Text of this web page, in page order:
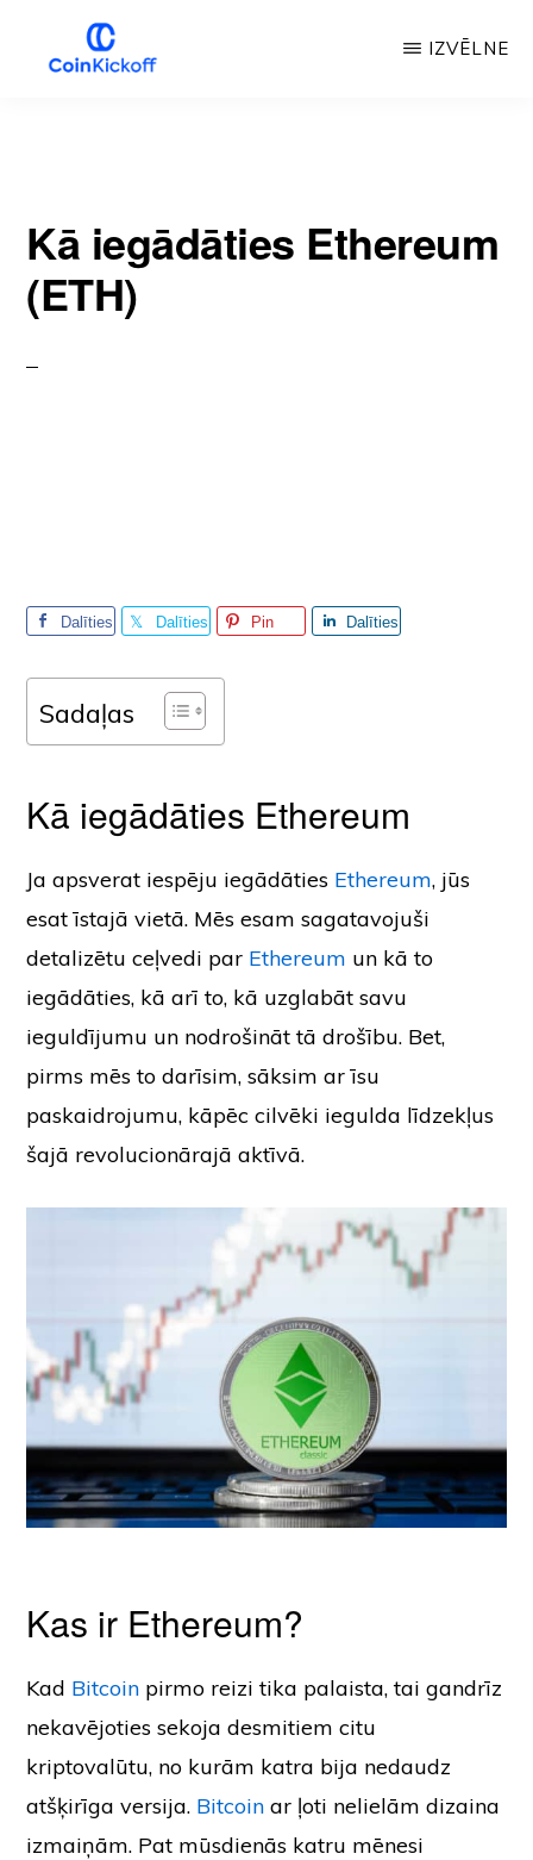
IZVĒLNE
Kā iegādāties Ethereum
(ETH)
Dalīties Dalīties Pin Dalīties
Sadaļas
Kā iegādāties Ethereum
Ja apsverat iespēju iegādāties Ethereum, jūs
esat īstajā vietā. Mēs esam sagatavojuši
detalizētu ceļvedi par Ethereum un kā to
iegādāties, kā arī to, kā uzglabāt savu
ieguldījumu un nodrošināt tā drošību. Bet,
pirms mēs to darīsim, sāksim ar īsu
paskaidrojumu, kāpēc cilvēki iegulda līdzekļus
šajā revolucionārajā aktīvā.
Kas ir Ethereum?
Kad Bitcoin pirmo reizi tika palaista, tai gandrīz
nekavējoties sekoja desmitiem citu
kriptovalūtu, no kurām katra bija nedaudz
atšķirīga versija. Bitcoin ar ļoti nelielām dizaina
izmaiņām. Pat mūsdienās katru mēnesi